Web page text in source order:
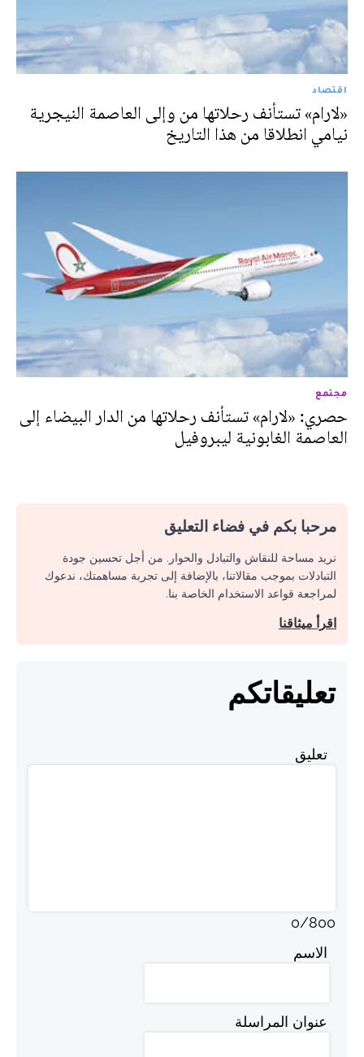
اقتصاد
«لارام» تستأنف رحلاتها من وإلى العاصمة النيجرية
نيامي انطلاقا من هذا التاريخ
مجتمع
حصري: «لارام» تستأنف رحلاتها من الدار البيضاء إلى
العاصمة الغابونية ليبروفيل
مرحبا بكم في فضاء التعليق
نريد مساحة للنقاش والتبادل والحوار. من أجل تحسين جودة
التبادلات بموجب مقالاتنا، بالإضافة إلى تجربة مساهمتك، ندعوك
لمراجعة قواعد الاستخدام الخاصة بنا.
اقرأ ميثاقنا
تعليقاتكم
تعليق
0/800
الاسم
عنوان المراسلة